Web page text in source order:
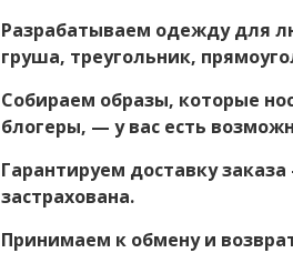
Разрабатываем одежду для
груша, треугольник,
Собираем образы, которые
блогеры, — у вас есть
Гарантируем доставку
застрахована.
Принимаем к обмену и